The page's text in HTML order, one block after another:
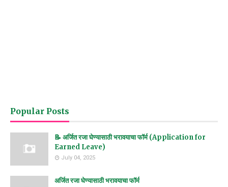
Popular Posts
📝 अर्जित रजा घेण्यासाठी भरावयाचा फॉर्म (Application for
Earned Leave)
July 04, 2025
अर्जित रजा घेण्यासाठी भरावयाचा फॉर्म